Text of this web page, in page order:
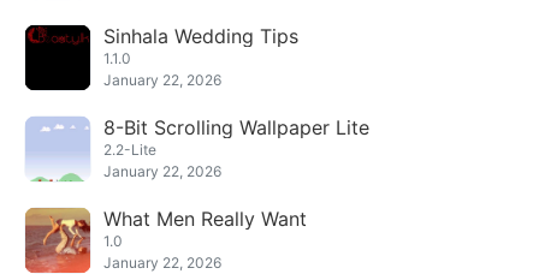
Sinhala Wedding Tips
1.1.0
January 22, 2026
8-Bit Scrolling Wallpaper Lite
2.2-Lite
January 22, 2026
What Men Really Want
1.0
January 22, 2026